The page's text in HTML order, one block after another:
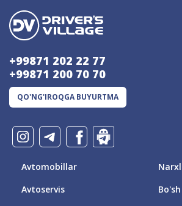
+99871 202 22 77
+99871 200 70 70
QO'NG'IROQGA BUYURTMA
Avtomobillar
Avtoservis